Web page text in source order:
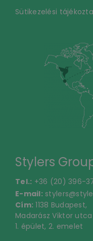
Sütikezelési
Stylers
Tel.: +36 (20) 396-
E-mail:
Cím: 1138 Budapest,
Madarász Viktor
1. épület, 2. emelet